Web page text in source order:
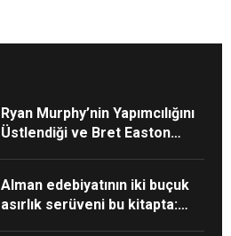
Ryan Murphy’nin Yapımcılığını
Üstlendiği ve Bret Easton
Bölümüyle Şimdi Sadece
Disney+’ta Yayında!
Alman edebiyatının iki buçuk
asırlık serüveni bu kitapta: